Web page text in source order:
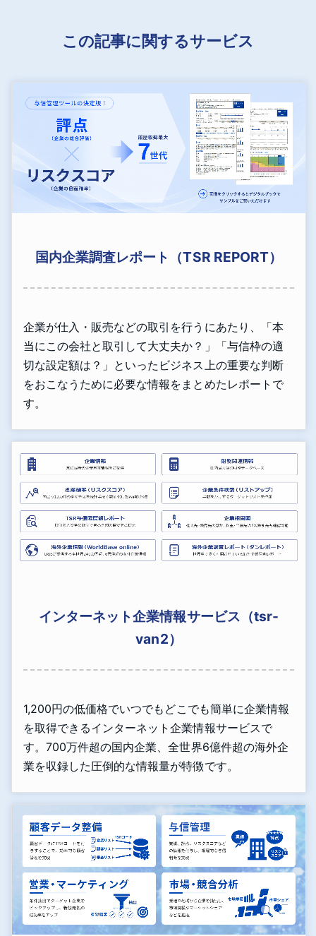
この記事に関するサービス
国内企業調査レポート（TSR REPORT）
企業が仕入・販売などの取引を行うにあたり、「本
当にこの会社と取引して大丈夫か？」「与信枠の適
切な設定額は？」といったビジネス上の重要な判断
をおこなうために必要な情報をまとめたレポートで
す。
インターネット企業情報サービス（tsr-
van2）
1,200円の低価格でいつでもどこでも簡単に企業情報
を取得できるインターネット企業情報サービスで
す。700万件超の国内企業、全世界6億件超の海外企
業を収録した圧倒的な情報量が特徴です。